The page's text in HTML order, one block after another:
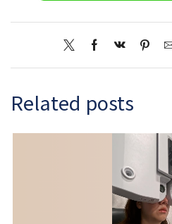
Related posts